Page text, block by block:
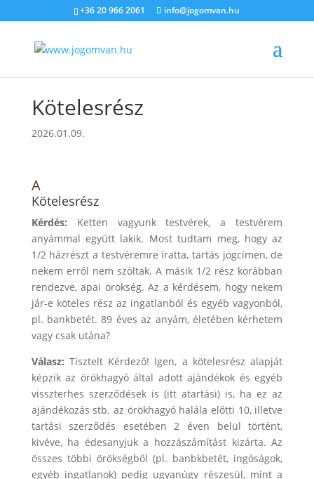
+36 20 966 2061 info@jogomvan.hu
Kötelesrész
2026.01.09.
A
Kötelesrész
Kérdés: Ketten vagyunk testvérek, a testvérem
anyámmal együtt lakik. Most tudtam meg, hogy az
1/2 házrészt a testvéremre íratta, tartás jogcímen, de
nekem erről nem szóltak. A másik 1/2 rész korábban
rendezve, apai örökség. Az a kérdésem, hogy nekem
jár-e köteles rész az ingatlanból és egyéb vagyonból,
pl. bankbetét. 89 éves az anyám, életében kérhetem
vagy csak utána?
Válasz: Tisztelt Kérdező! Igen, a kötelesrész alapját
képzik az örökhagyó által adott ajándékok és egyéb
visszterhes szerződések is (itt atartási) is, ha ez az
ajándékozás stb. az örökhagyó halála előtti 10, illetve
tartási szerződés esetében 2 éven belül történt,
kivéve, ha édesanyjuk a hozzászámítást kizárta. Az
összes többi örökségből (pl. banbkbetét, ingóságok,
egyéb ingatlanok) pedig ugyanúgy részesül, mint a